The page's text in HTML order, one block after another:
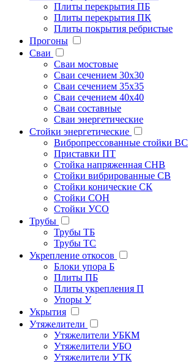
Плиты перекрытия ПБ
Плиты перекрытия ПК
Плиты покрытия ребристые
Прогоны
Сваи
Сваи мостовые
Сваи сечением 30х30
Сваи сечением 35х35
Сваи сечением 40х40
Сваи составные
Сваи энергетические
Стойки энергетические
Вибропрессованные стойки ВС
Приставки ПТ
Стойка напряженная СНВ
Стойки вибрированные СВ
Стойки конические СК
Стойки СОН
Стойки УСО
Трубы
Трубы ТБ
Трубы ТС
Укрепление откосов
Блоки упора Б
Плиты ПБ
Плиты укрепления П
Упоры У
Укрытия
Утяжелители
Утяжелители УБКМ
Утяжелители УБО
Утяжелители УТК